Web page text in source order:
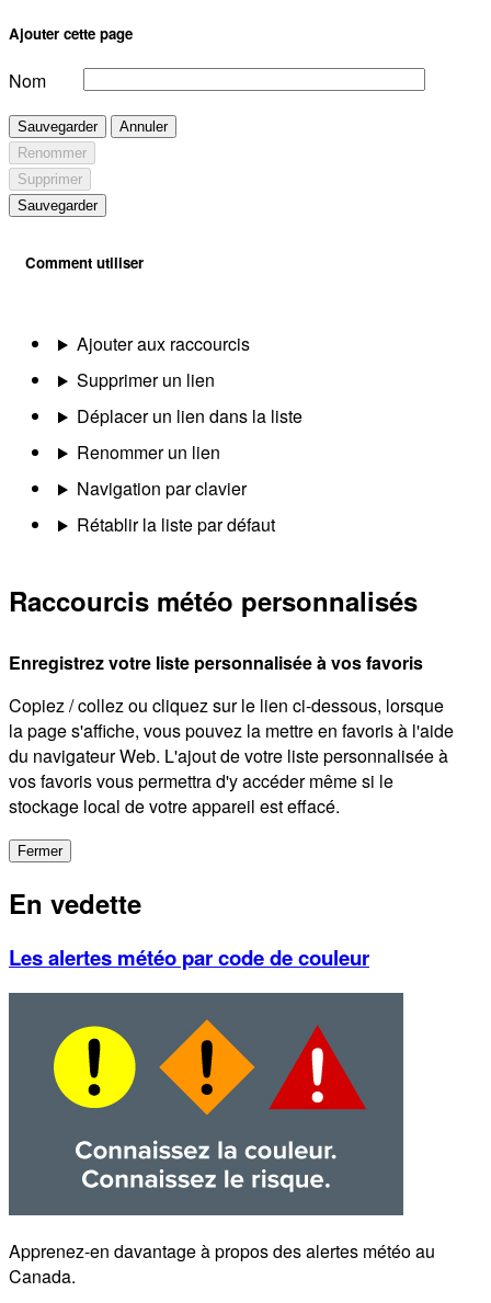
Ajouter cette page
Nom
Sauvegarder
Annuler
Renommer
Supprimer
Sauvegarder
Comment utiliser
Ajouter aux raccourcis
Supprimer un lien
Déplacer un lien dans la liste
Renommer un lien
Navigation par clavier
Rétablir la liste par défaut
Raccourcis météo personnalisés
Enregistrez votre liste personnalisée à vos favoris
Copiez / collez ou cliquez sur le lien ci-dessous, lorsque
la page s'affiche, vous pouvez la mettre en favoris à l'aide
du navigateur Web. L'ajout de votre liste personnalisée à
vos favoris vous permettra d'y accéder même si le
stockage local de votre appareil est effacé.
Fermer
En vedette
Les alertes météo par code de couleur
Apprenez-en davantage à propos des alertes météo au
Canada.